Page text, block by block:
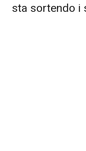
sta sortendo i